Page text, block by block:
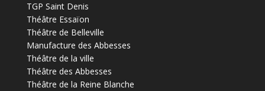
TGP Saint Denis
Théâtre Essaïon
Théâtre de Belleville
Manufacture des Abbesses
Théâtre de la ville
Théâtre des Abbesses
Théâtre de la Reine Blanche